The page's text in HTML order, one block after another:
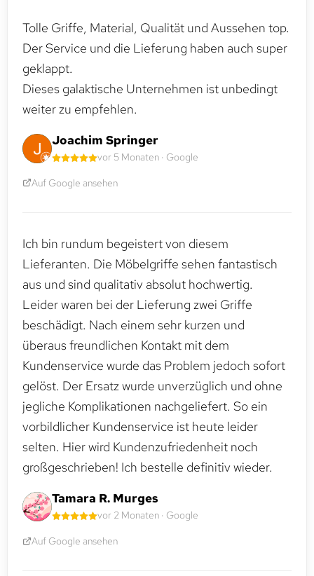
Tolle Griffe, Material, Qualität und Aussehen top.
Der Service und die Lieferung haben auch super
geklappt.
Dieses galaktische Unternehmen ist unbedingt
weiter zu empfehlen.
Joachim Springer
vor 5 Monaten · Google
Auf Google ansehen
Ich bin rundum begeistert von diesem
Lieferanten. Die Möbelgriffe sehen fantastisch
aus und sind qualitativ absolut hochwertig.
Leider waren bei der Lieferung zwei Griffe
beschädigt. Nach einem sehr kurzen und
überaus freundlichen Kontakt mit dem
Kundenservice wurde das Problem jedoch sofort
gelöst. Der Ersatz wurde unverzüglich und ohne
jegliche Komplikationen nachgeliefert. So ein
vorbildlicher Kundenservice ist heute leider
selten. Hier wird Kundenzufriedenheit noch
großgeschrieben! Ich bestelle definitiv wieder.
Tamara R. Murges
vor 2 Monaten · Google
Auf Google ansehen